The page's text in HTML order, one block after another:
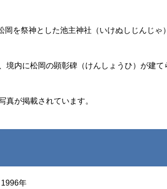
を祭神とした池主神社（いけぬしじんじゃ
内に松岡の顕彰碑（けんしょうひ）が建
真が掲載されています。
年